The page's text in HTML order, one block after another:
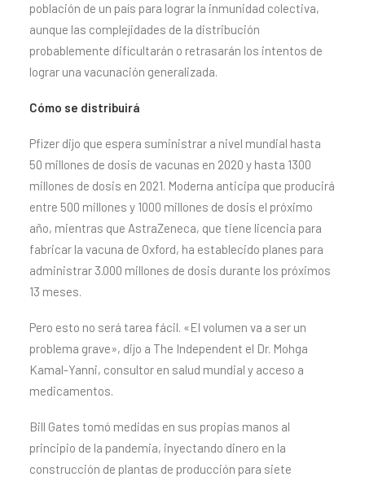
población de un país para lograr la inmunidad colectiva,
aunque las complejidades de la distribución
probablemente dificultarán o retrasarán los intentos de
lograr una vacunación generalizada.
Cómo se distribuirá
Pfizer dijo que espera suministrar a nivel mundial hasta
50 millones de dosis de vacunas en 2020 y hasta 1300
millones de dosis en 2021. Moderna anticipa que producirá
entre 500 millones y 1000 millones de dosis el próximo
año, mientras que AstraZeneca, que tiene licencia para
fabricar la vacuna de Oxford, ha establecido planes para
administrar 3.000 millones de dosis durante los próximos
13 meses.
Pero esto no será tarea fácil. «El volumen va a ser un
problema grave», dijo a The Independent el Dr. Mohga
Kamal-Yanni, consultor en salud mundial y acceso a
medicamentos.
Bill Gates tomó medidas en sus propias manos al
principio de la pandemia, inyectando dinero en la
construcción de plantas de producción para siete